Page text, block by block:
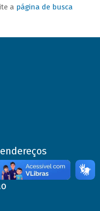
a página de busca